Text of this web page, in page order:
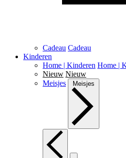
Cadeau Cadeau
Kinderen
Home | Kinderen Home |
Nieuw Nieuw
Meisjes
Meisjes